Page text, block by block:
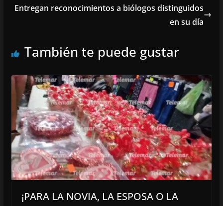
Entregan reconocimientos a biólogos distinguidos
en su día
También te puede gustar
¡PARA LA NOVIA, LA ESPOSA O LA